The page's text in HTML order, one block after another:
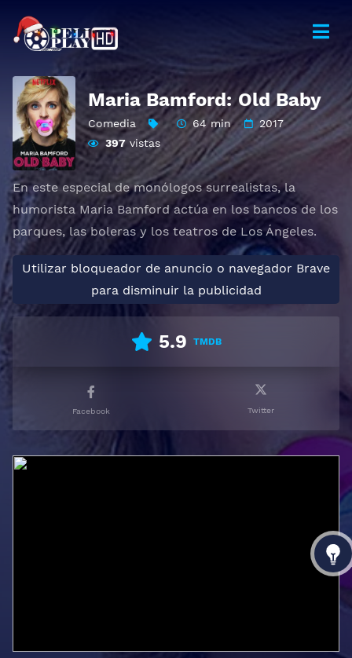
Maria Bamford: Old Baby
Comedia 64 min
2017
397 vistas
En este especial de monólogos surrealistas, la
humorista Maria Bamford actúa en los bancos de los
parques, las boleras y los teatros de Los Ángeles.
Utilizar bloqueador de anuncio o navegador Brave
para disminuir la publicidad
5.9 TMDB
Facebook Twitter